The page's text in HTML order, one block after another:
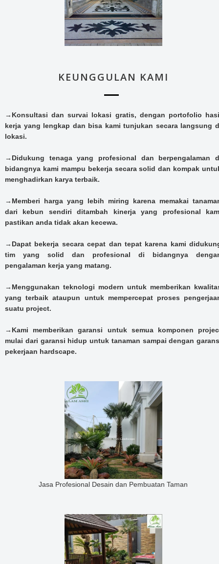
KEUNGGULAN KAMI
→Konsultasi dan survai lokasi gratis, dengan portofolio
kerja yang lengkap dan bisa kami tunjukan secara langsung
lokasi.
→Didukung tenaga yang profesional dan berpengalaman
bidangnya kami mampu bekerja secara solid dan kompak
menghadirkan karya terbaik.
→Memberi harga yang lebih miring karena memakai
dari kebun sendiri ditambah kinerja yang profesional
pastikan anda tidak akan kecewa.
→Dapat bekerja secara cepat dan tepat karena kami
tim yang solid dan profesional di bidangnya
pengalaman kerja yang matang.
→Menggunakan teknologi modern untuk memberikan
yang terbaik ataupun untuk mempercepat proses
suatu project.
→Kami memberikan garansi untuk semua komponen
mulai dari garansi hidup untuk tanaman sampai dengan
pekerjaan hardscape.
Jasa Profesional Desain dan Pembuatan Taman